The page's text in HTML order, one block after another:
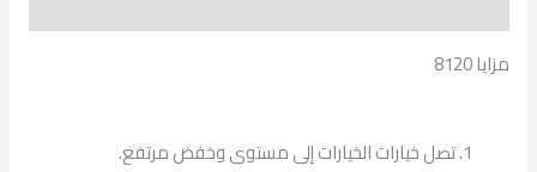
مزايا 8120
تصل خيارات الخيارات إلى مستوى وخفض مرتفع.